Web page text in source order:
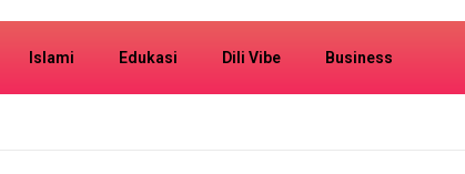
Islami Edukasi Dili Vibe Business